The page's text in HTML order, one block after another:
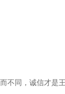
同，诚信才是